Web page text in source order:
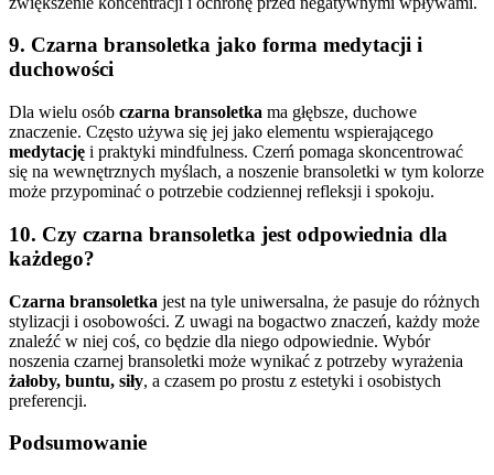
9. Czarna bransoletka jako forma medytacji i
duchowości
Dla wielu osób czarna bransoletka ma głębsze, duchowe
znaczenie. Często używa się jej jako elementu wspierającego
medytację i praktyki mindfulness. Czerń pomaga skoncentrować
się na wewnętrznych myślach, a noszenie bransoletki w tym kolorze
może przypominać o potrzebie codziennej refleksji i spokoju.
10. Czy czarna bransoletka jest odpowiednia dla
każdego?
Czarna bransoletka jest na tyle uniwersalna, że pasuje do różnych
stylizacji i osobowości. Z uwagi na bogactwo znaczeń, każdy może
znaleźć w niej coś, co będzie dla niego odpowiednie. Wybór
noszenia czarnej bransoletki może wynikać z potrzeby wyrażenia
żałoby, buntu, siły, a czasem po prostu z estetyki i osobistych
preferencji.
Podsumowanie